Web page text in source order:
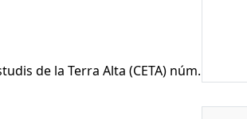
de la Terra Alta (CETA) núm.